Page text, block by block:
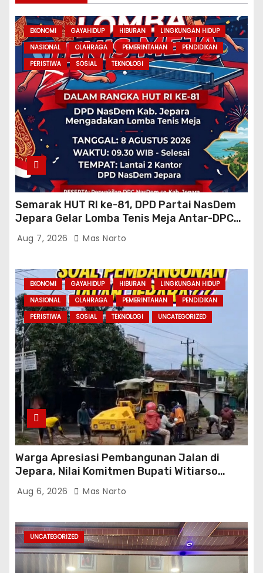
EKONOMI GAYAHIDUP HIBURAN
LINGKUNGAN HIDUP
NASIONAL
OLAHRAGA PEMERINTAHAN
PENDIDIKAN
PERISTIWA
SOSIAL TEKNOLOGI
Semarak HUT RI ke-81, DPD Partai NasDem
Jepara Gelar Lomba Tenis Meja Antar-DPC
Se-Kabupaten
Aug 7, 2026 Mas Narto
EKONOMI GAYAHIDUP HIBURAN
LINGKUNGAN HIDUP
NASIONAL
OLAHRAGA PEMERINTAHAN
PENDIDIKAN
PERISTIWA
SOSIAL TEKNOLOGI UNCATEGORIZED
Warga Apresiasi Pembangunan Jalan di
Jepara, Nilai Komitmen Bupati Witiarso
Tingkatkan Infrastruktur dan Perekonomian
Aug 6, 2026 Mas Narto
UNCATEGORIZED